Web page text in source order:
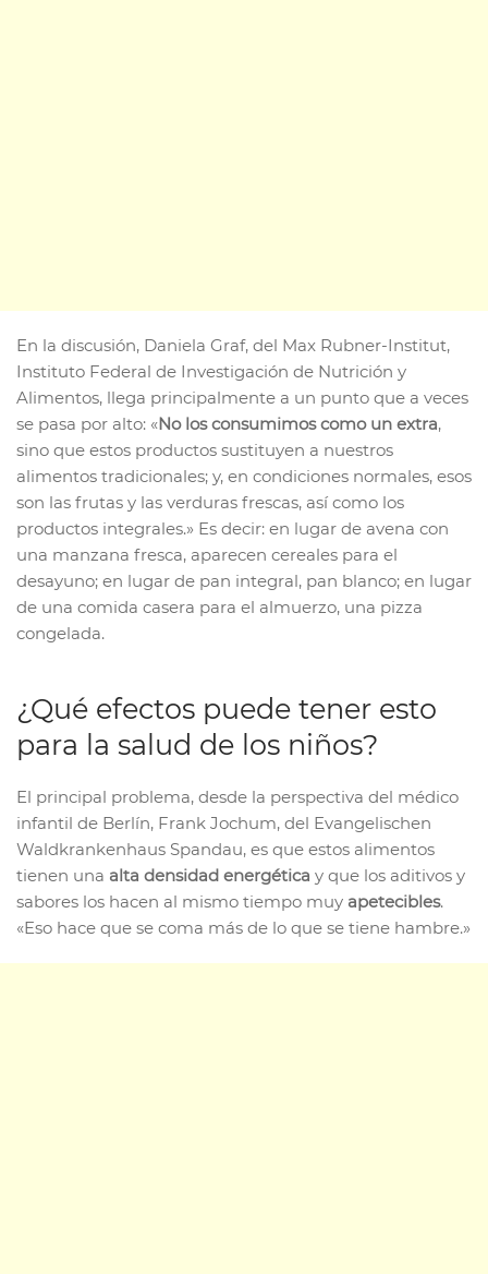
En la discusión, Daniela Graf, del Max Rubner-Institut,
Instituto Federal de Investigación de Nutrición y
Alimentos, llega principalmente a un punto que a veces
se pasa por alto: «No los consumimos como un extra,
sino que estos productos sustituyen a nuestros
alimentos tradicionales; y, en condiciones normales, esos
son las frutas y las verduras frescas, así como los
productos integrales.» Es decir: en lugar de avena con
una manzana fresca, aparecen cereales para el
desayuno; en lugar de pan integral, pan blanco; en lugar
de una comida casera para el almuerzo, una pizza
congelada.
¿Qué efectos puede tener esto
para la salud de los niños?
El principal problema, desde la perspectiva del médico
infantil de Berlín, Frank Jochum, del Evangelischen
Waldkrankenhaus Spandau, es que estos alimentos
tienen una alta densidad energética y que los aditivos y
sabores los hacen al mismo tiempo muy apetecibles.
«Eso hace que se coma más de lo que se tiene hambre.»